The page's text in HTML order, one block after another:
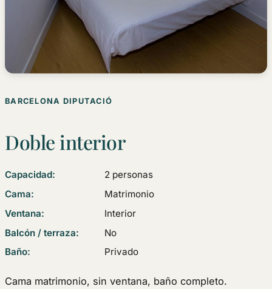
BARCELONA DIPUTACIÓ
Doble interior
Capacidad:
2 personas
Cama:
Matrimonio
Ventana:
Interior
Balcón / terraza:
No
Baño:
Privado
Cama matrimonio, sin ventana, baño completo.